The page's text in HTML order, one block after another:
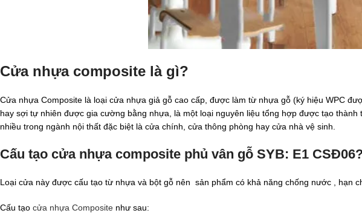
Cửa nhựa composite là gì?
Cửa nhựa Composite là loại cửa nhựa giả gỗ cao cấp, được làm từ nhựa gỗ (ký hiệu WPC
hay sợi tự nhiên được gia cường bằng nhựa, là một loại nguyên liệu tổng hợp được tạo
nhiều trong ngành nội thất đặc biệt là cửa chính, cửa thông phòng hay cửa nhà vệ sinh.
Cấu tạo cửa nhựa composite phủ vân gỗ SYB: E1
Loại cửa này được cấu tạo từ nhựa và bột gỗ nên sản phẩm có khả năng chống nước , hạn
Cấu tạo cửa nhựa Composite như sau: